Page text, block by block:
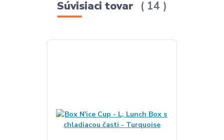
Súvisiaci tovar 14